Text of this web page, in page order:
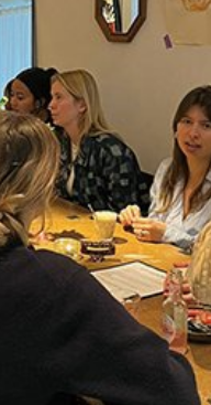
Cars
Magazine
Pen international